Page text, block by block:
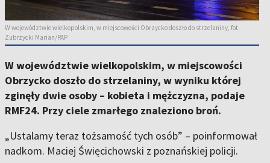
W województwie wielkopolskim, w miejscowości Obrzycko doszło do strzelaniny, fot.
Zubrzycki Marian/PAP
W województwie wielkopolskim, w miejscowości
Obrzycko doszło do strzelaniny, w wyniku której
zginęły dwie osoby – kobieta i mężczyzna, podaje
RMF24. Przy ciele zmarłego znaleziono broń.
„Ustalamy teraz tożsamość tych osób” – poinformował
nadkom. Maciej Święcichowski z poznańskiej policji.